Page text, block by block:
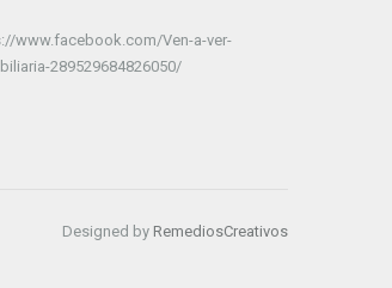
www.facebook.com/Ven-a-ver-
289529684826050/
Designed by RemediosCreativos